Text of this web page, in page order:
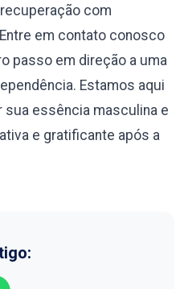
com
em contato conosco
passo em direção a uma
Estamos aqui
sua essência masculina e
e gratificante após a